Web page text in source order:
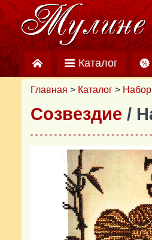
Каталог
Главная > Каталог >
Созвездие /